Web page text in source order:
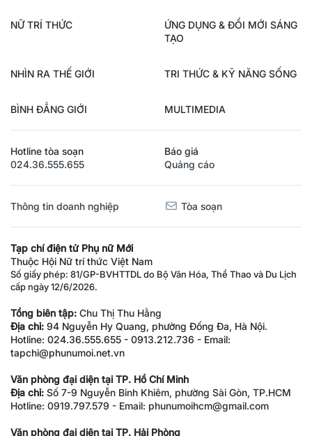
NỮ TRÍ THỨC
ỨNG DỤNG & ĐỔI MỚI SÁNG
TẠO
NHÌN RA THẾ GIỚI TRI THỨC & KỸ NĂNG SỐNG
BÌNH ĐẲNG GIỚI MULTIMEDIA
Hotline tòa soạn
024.36.555.655
Báo giá
Quảng cáo
Thông tin doanh nghiệp Tòa soạn
Tạp chí điện tử Phụ nữ Mới
Thuộc Hội Nữ trí thức Việt Nam
Số giấy phép: 81/GP-BVHTTDL do Bộ Văn Hóa, Thể Thao và Du Lịch
cấp ngày 12/6/2026.
Tổng biên tập: Chu Thị Thu Hằng
Địa chỉ: 94 Nguyễn Hy Quang, phường Đống Đa, Hà Nội.
Hotline: 024.36.555.655 - 0913.212.736 - Email:
tapchi@phunumoi.net.vn
Văn phòng đại diện tại TP. Hồ Chí Minh
Địa chỉ: Số 7-9 Nguyễn Bỉnh Khiêm, phường Sài Gòn, TP.HCM
Hotline: 0919.797.579 - Email: phunumoihcm@gmail.com
Văn phòng đại diện tại TP. Hải Phòng